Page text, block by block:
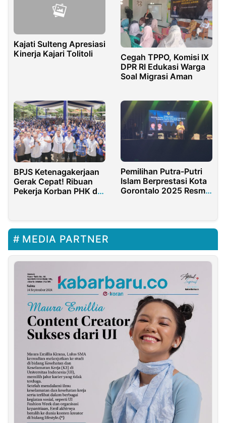
Kajati Sulteng Apresiasi
Kinerja Kajari Tolitoli
Cegah TPPO, Komisi IX
DPR RI Edukasi Warga
Soal Migrasi Aman
BPJS Ketenagakerjaan
Gerak Cepat! Ribuan
Pekerja Korban PHK di
Pemilihan Putra-Putri
Islam Berprestasi Kota
Gorontalo 2025 Resmi
MEDIA PARTNER